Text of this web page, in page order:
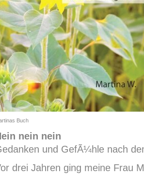
Buch
nein nein
und GefÃ¼hle nach
drei Jahren ging meine Frau